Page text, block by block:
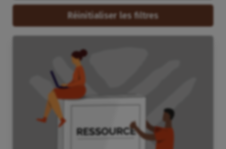
Réinitialiser les filtres